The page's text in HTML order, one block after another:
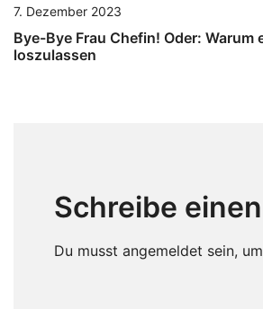
7. Dezember 2023
Bye-Bye Frau Chefin! Oder: Warum
loszulassen
Schreibe
Du musst angemeldet sein,